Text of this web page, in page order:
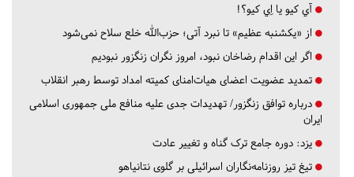
آي كيو يا اِي كيو؟!
از «یکشنبه عظیم» تا نبرد آتی؛ حزب‌الله خلع سلاح نمی‌شود
اگر این اقدام رضاخان نبود، امروز نگران زنگزور نبودیم
تمدید عضویت اعضای هیات‌امنای کمیته امداد توسط رهبر انقلاب
درباره توافق زنگزور/ تهدیدات جدی علیه منافع ملی جمهوری اسلامی
ایران
یزد: دوره جامع ترک گناه و تغییر عادت
تیغ تیز روزنامه‌نگاران اسرائیلی بر گلوی نتانیاهو